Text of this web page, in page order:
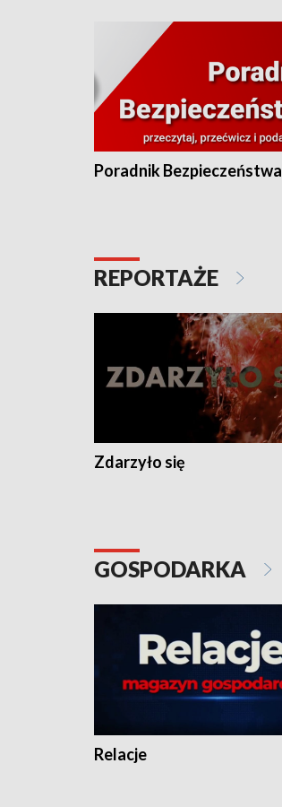
Poradnik Bezpieczeństwa
REPORTAŻE
Zdarzyło się
GOSPODARKA
Relacje